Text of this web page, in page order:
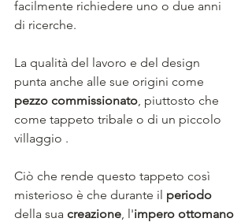
facilmente richiedere uno o due anni
di ricerche.
La qualità del lavoro e del design
punta anche alle sue origini come
pezzo commissionato, piuttosto che
come tappeto tribale o di un piccolo
villaggio .
Ciò che rende questo tappeto così
misterioso è che durante il periodo
della sua creazione, l'impero ottomano